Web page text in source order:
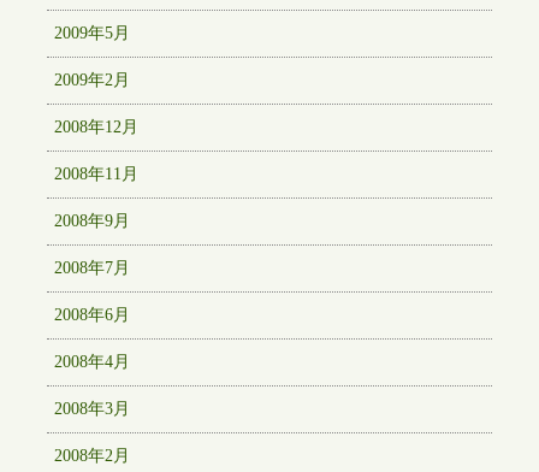
2009年5月
2009年2月
2008年12月
2008年11月
2008年9月
2008年7月
2008年6月
2008年4月
2008年3月
2008年2月